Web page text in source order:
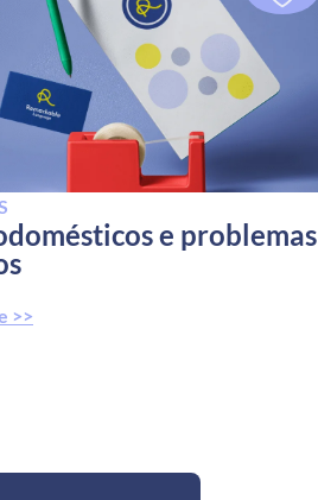
e problemas
>>